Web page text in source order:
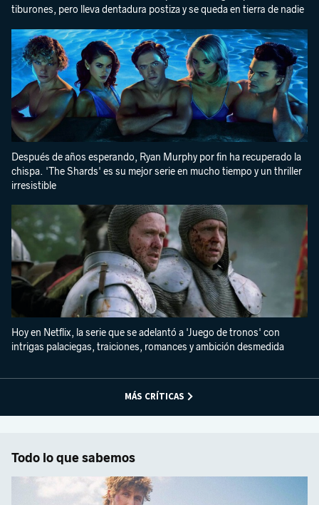
tiburones, pero lleva dentadura postiza y se queda en tierra de nadie
Después de años esperando, Ryan Murphy por fin ha recuperado la
chispa. 'The Shards' es su mejor serie en mucho tiempo y un thriller
irresistible
Hoy en Netflix, la serie que se adelantó a 'Juego de tronos' con
intrigas palaciegas, traiciones, romances y ambición desmedida
MÁS CRÍTICAS
Todo lo que sabemos